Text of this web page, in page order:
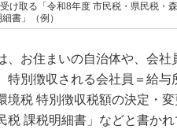
け取る「令和8年度 市民税・県民税・
書」（例）
お住まいの自治体や、会社
特別徴収される会社員＝給
境税 特別徴収税額の決定・
税 課税明細書」などと書か